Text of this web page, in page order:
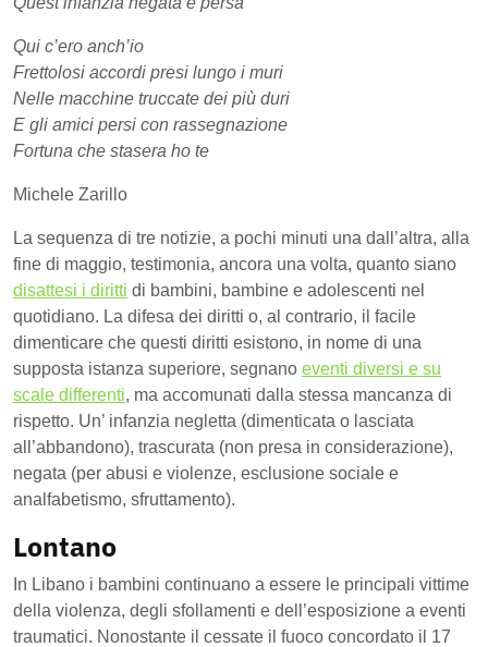
Qui c’ero anch’io
Frettolosi accordi presi lungo i muri
Nelle macchine truccate dei più duri
E gli amici persi con rassegnazione
Fortuna che stasera ho te
Michele Zarillo
La sequenza di tre notizie, a pochi minuti una dall’altra, alla
fine di maggio, testimonia, ancora una volta, quanto siano
disattesi i diritti di bambini, bambine e adolescenti nel
quotidiano. La difesa dei diritti o, al contrario, il facile
dimenticare che questi diritti esistono, in nome di una
supposta istanza superiore, segnano eventi diversi e su
scale differenti, ma accomunati dalla stessa mancanza di
rispetto. Un’ infanzia negletta (dimenticata o lasciata
all’abbandono), trascurata (non presa in considerazione),
negata (per abusi e violenze, esclusione sociale e
analfabetismo, sfruttamento).
Lontano
In Libano i bambini continuano a essere le principali vittime
della violenza, degli sfollamenti e dell’esposizione a eventi
traumatici. Nonostante il cessate il fuoco concordato il 17